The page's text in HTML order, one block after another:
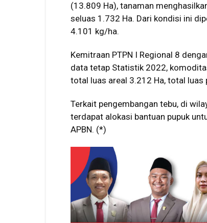
(13.809 Ha), tanaman
seluas 1.732 Ha. Dari kondisi ini
4.101 kg/ha.
Kemitraan PTPN I Regional 8
data tetap Statistik 2022,
total luas areal 3.212 Ha, total
Terkait pengembangan tebu, di
terdapat alokasi bantuan pupuk
APBN. (*)